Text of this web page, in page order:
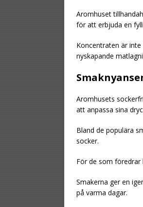
Aromhuset
för att erbjuda en
Koncentraten är
nyskapande
Aromhusets
att anpassa sina
Bland de populära
socker.
För de som föredrar
Smakerna ger en
på varma dagar.